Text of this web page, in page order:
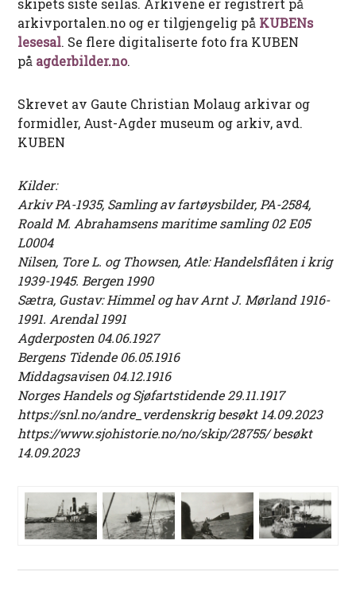
arkivportalen.no og er tilgjengelig på KUBENs
lesesal. Se flere digitaliserte foto fra KUBEN
på agderbilder.no.
Skrevet av Gaute Christian Molaug arkivar og
formidler, Aust-Agder museum og arkiv, avd.
KUBEN
Kilder:
Arkiv PA-1935, Samling av fartøysbilder, PA-2584,
Roald M. Abrahamsens maritime samling 02 E05
L0004
Nilsen, Tore L. og Thowsen, Atle: Handelsflåten i krig
1939-1945. Bergen 1990
Sætra, Gustav: Himmel og hav Arnt J. Mørland 1916-
1991. Arendal 1991
Agderposten 04.06.1927
Bergens Tidende 06.05.1916
Middagsavisen 04.12.1916
Norges Handels og Sjøfartstidende 29.11.1917
https://snl.no/andre_verdenskrig besøkt 14.09.2023
https://www.sjohistorie.no/no/skip/28755/ besøkt
14.09.2023